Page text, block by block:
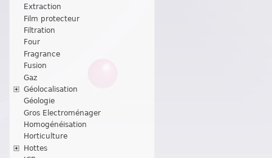
Extraction
Film protecteur
Filtration
Four
Fragrance
Fusion
Gaz
Géolocalisation
Géologie
Gros Electroménager
Homogénéisation
Horticulture
Hottes